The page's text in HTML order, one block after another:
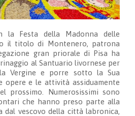
la Festa della Madonna delle
il titolo di Montenero, patrona
gran priorale di Pisa ha
al Santuario livornese per
Vergine e porre sotto la Sua
opere e le attività assiduamente
prossimo. Numerosissimi sono
che hanno preso parte alla
dal vescovo della città labronica,